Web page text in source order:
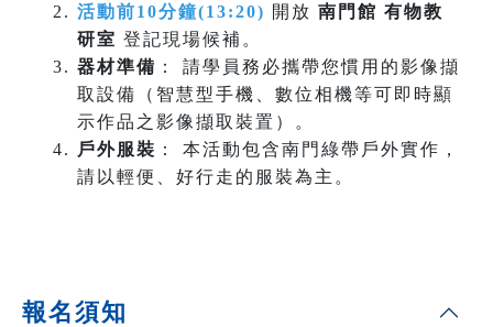
活動前10分鐘(13:20) 開放 南門館 有物教
研室 登記現場候補。
器材準備 ： 請學員務必攜帶您慣用的影像擷
取設備（智慧型手機、數位相機等可即時顯
示作品之影像擷取裝置）。
戶外服裝 ： 本活動包含南門綠帶戶外實作，
請以輕便、好行走的服裝為主。
報名須知